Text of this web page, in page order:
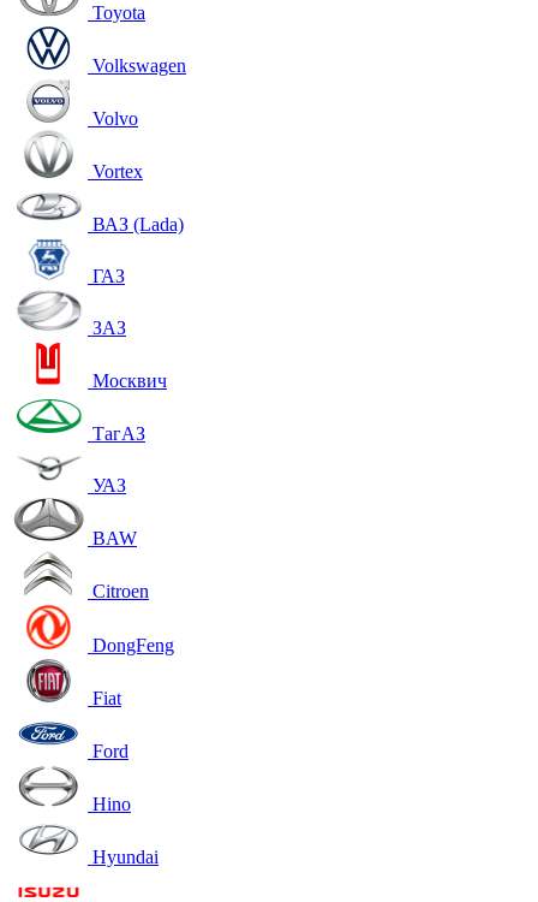
Toyota
Volkswagen
Volvo
Vortex
ВАЗ (Lada)
ГАЗ
ЗАЗ
Москвич
ТагАЗ
УАЗ
BAW
Citroen
DongFeng
Fiat
Ford
Hino
Hyundai